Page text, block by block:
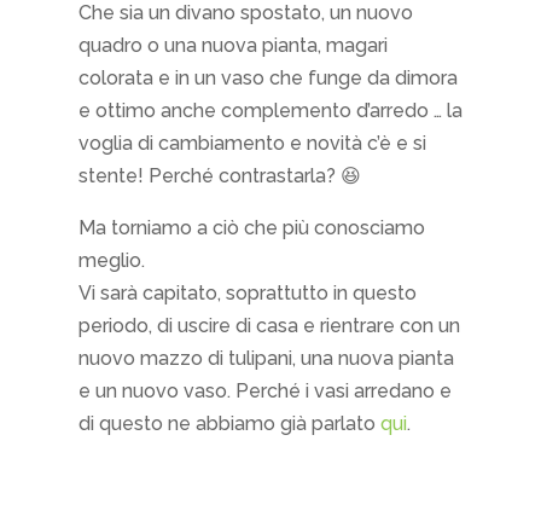
Che sia un divano spostato, un nuovo
quadro o una nuova pianta, magari
colorata e in un vaso che funge da dimora
e ottimo anche complemento d’arredo … la
voglia di cambiamento e novità c’è e si
stente! Perché contrastarla? 😆
Ma torniamo a ciò che più conosciamo
meglio.
Vi sarà capitato, soprattutto in questo
periodo, di uscire di casa e rientrare con un
nuovo mazzo di tulipani, una nuova pianta
e un nuovo vaso. Perché i vasi arredano e
di questo ne abbiamo già parlato qui.